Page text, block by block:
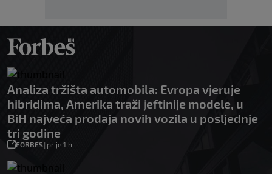
Analiza tržišta automobila: Evropa vjeruje
hibridima, Amerika traži jeftinije modele, u
BiH najveća prodaja novih vozila u posljednje
tri godine
FORBES| prije 1 h